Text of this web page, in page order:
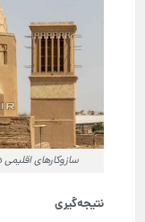
سازوکارهای اقلیمی
نتیجه‌گیری